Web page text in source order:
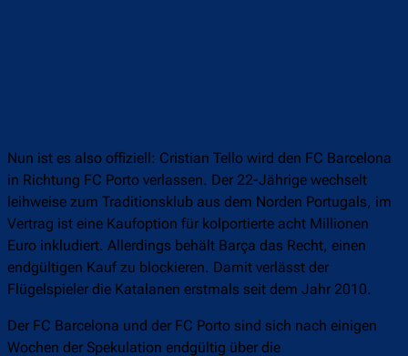
Nun ist es also offiziell: Cristian Tello wird den FC Barcelona
in Richtung FC Porto verlassen. Der 22-Jährige wechselt
leihweise zum Traditionsklub aus dem Norden Portugals, im
Vertrag ist eine Kaufoption für kolportierte acht Millionen
Euro inkludiert. Allerdings behält Barça das Recht, einen
endgültigen Kauf zu blockieren. Damit verlässt der
Flügelspieler die Katalanen erstmals seit dem Jahr 2010.
Der FC Barcelona und der FC Porto sind sich nach einigen
Wochen der Spekulation endgültig über die